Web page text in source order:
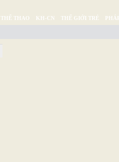
THỂ THAO KH-CN THẾ GIỚI TRẺ